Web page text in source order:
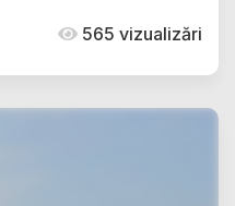
565 vizualizări